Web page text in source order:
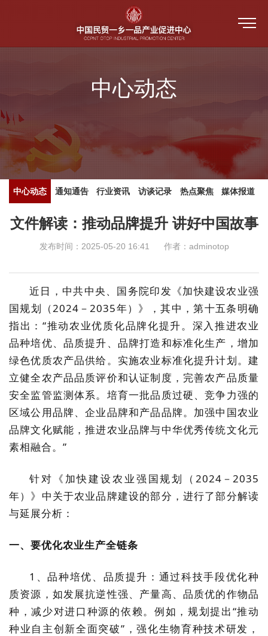
人才招聘
联系我们
合作平台
一乡一品
教育培训
防伪溯源
规划辅导
标准制定
保险赔付
6+3服务商征集
新闻中心
中心动态
通知通告
行业资讯
访谈记录
热点聚焦
媒体报道
培训视频
公共服务平台
活动和赛事
一乡一品国际博览会
展商动态
一乡一品乡村振兴AI绘画大赛
智慧平台
一乡一品数字身份证
智慧农业解决方案
长沙市特色产业地图
新闻宣发
税筹业务
中心动态
中心动态 通知通告 行业资讯 访谈记录 热点聚焦 媒体报道
文件解读：推动品牌提升 讲好中国故事
发布时间：2025-05-20 16:41 作者：adminotop
近日，中共中央、国务院印发《加快建设农业强
国规划（2024－2035年）》，其中，第十五条明确
指出：“推动农业优质化品牌化提升。深入推进农业
品种培优、品质提升、品牌打造和标准化生产，增加
绿色优质农产品供给。实施农业标准化提升计划。建
立健全农产品品质评价和认证制度，完善农产品质量
安全监管监测体系。培育一批品质过硬、竞争力强的
区域公用品牌、企业品牌和产品品牌。加强中国农业
品牌文化赋能，推进农业品牌与中华优秀传统文化元
素相融合。”
针对《加快建设农业强国规划（2024－2035
年）》中关于农业品牌建设的部分，进行了部分解读
与延展分析：
一、要优化农业生产全链条
1、品种培优、品质提升：通过科技手段优化种
质资源，如发展抗逆性强、产量高、品质优的作物品
种，减少对进口种源的依赖。例如，规划提出“推动
种业自主创新全面突破”，强化生物育种技术研发，